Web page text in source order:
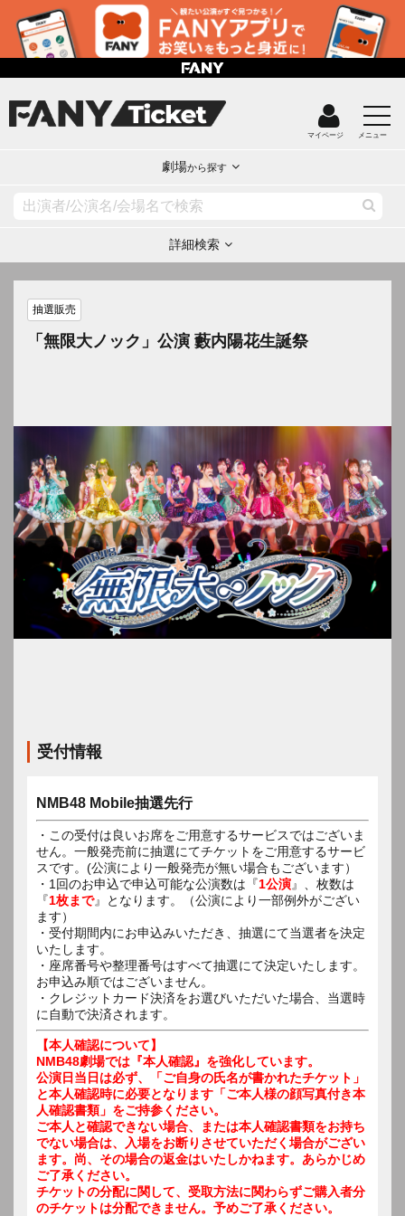
マイページ メニュー
劇場から探す
詳細検索
抽選販売
「無限大ノック」公演 藪内陽花生誕祭
受付情報
NMB48 Mobile抽選先行
・この受付は良いお席をご用意するサービスではございま
せん。一般発売前に抽選にてチケットをご用意するサービ
スです。(公演により一般発売が無い場合もございます）
・1回のお申込で申込可能な公演数は『1公演』、枚数は
『1枚まで』となります。（公演により一部例外がござい
ます）
・受付期間内にお申込みいただき、抽選にて当選者を決定
いたします。
・座席番号や整理番号はすべて抽選にて決定いたします。
お申込み順ではございません。
・クレジットカード決済をお選びいただいた場合、当選時
に自動で決済されます。
【本人確認について】
NMB48劇場では『本人確認』を強化しています。
公演日当日は必ず、「ご自身の氏名が書かれたチケット」
と本人確認時に必要となります「ご本人様の顔写真付き本
人確認書類」をご持参ください。
ご本人と確認できない場合、または本人確認書類をお持ち
でない場合は、入場をお断りさせていただく場合がござい
ます。尚、その場合の返金はいたしかねます。あらかじめ
ご了承ください。
チケットの分配に関して、受取方法に関わらずご購入者分
のチケットは分配できません。予めご了承ください。